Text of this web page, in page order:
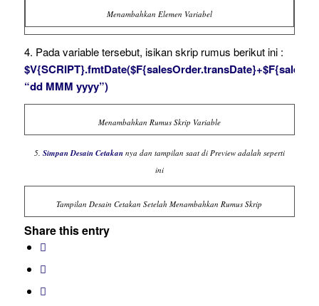
Menambahkan Elemen Variabel
4. Pada variable tersebut, isikan skrip rumus berikut ini :
“dd MMM yyyy”)
Menambahkan Rumus Skrip Variable
5. Simpan Desain Cetakannya dan tampilan saat di Preview adalah seperti
ini
Tampilan Desain Cetakan Setelah Menambahkan Rumus Skrip
Share this entry